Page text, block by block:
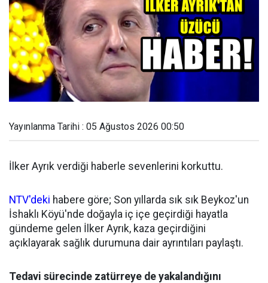
Yayınlanma Tarihi : 05 Ağustos 2026 00:50
İlker Ayrık verdiği haberle sevenlerini korkuttu.
NTV'deki habere göre; Son yıllarda sık sık Beykoz'un
İshaklı Köyü'nde doğayla iç içe geçirdiği hayatla
gündeme gelen İlker Ayrık, kaza geçirdiğini
açıklayarak sağlık durumuna dair ayrıntıları paylaştı.
Tedavi sürecinde zatürreye de yakalandığını